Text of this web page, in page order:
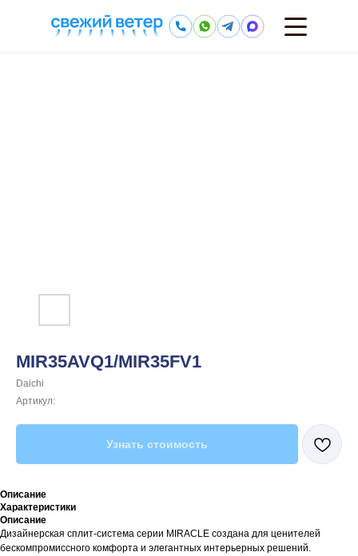
MIR35AVQ1/MIR35FV1
Daichi
Артикул:
Узнать стоимость
Описание
Характеристики
Описание
Дизайнерская сплит-система серии MIRACLE создана для ценителей
бескомпромиссного комфорта и элегантных интерьерных решений.